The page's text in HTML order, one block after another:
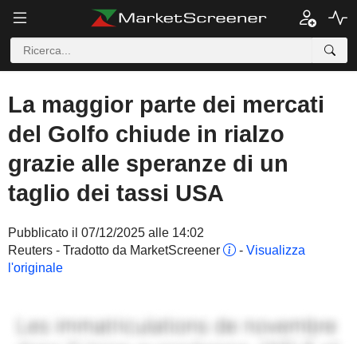
La maggior parte dei mercati
del Golfo chiude in rialzo
grazie alle speranze di un
taglio dei tassi USA
Pubblicato il 07/12/2025 alle 14:02
Reuters - Tradotto da MarketScreener
- Visualizza
l'originale